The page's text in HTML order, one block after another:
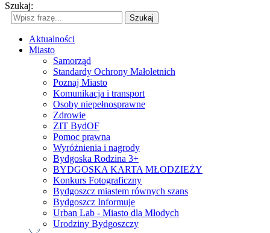
Szukaj:
Szukaj
Aktualności
Miasto
Samorząd
Standardy Ochrony Małoletnich
Poznaj Miasto
Komunikacja i transport
Osoby niepełnosprawne
Zdrowie
ZIT BydOF
Pomoc prawna
Wyróżnienia i nagrody
Bydgoska Rodzina 3+
BYDGOSKA KARTA MŁODZIEŻY
Konkurs Fotograficzny
Bydgoszcz miastem równych szans
Bydgoszcz Informuje
Urban Lab - Miasto dla Młodych
Urodziny Bydgoszczy